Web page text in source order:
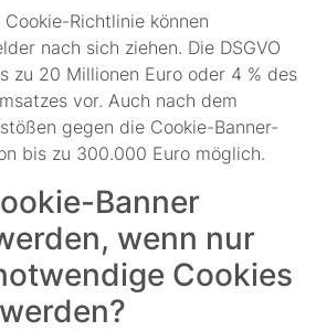
Richtlinie können
nach sich ziehen. Die DSGVO
zu 20 Millionen Euro oder 4 % des
vor. Auch nach dem
gegen die Cookie-Banner-
bis zu 300.000 Euro möglich.
Banner
wenn nur
Cookies